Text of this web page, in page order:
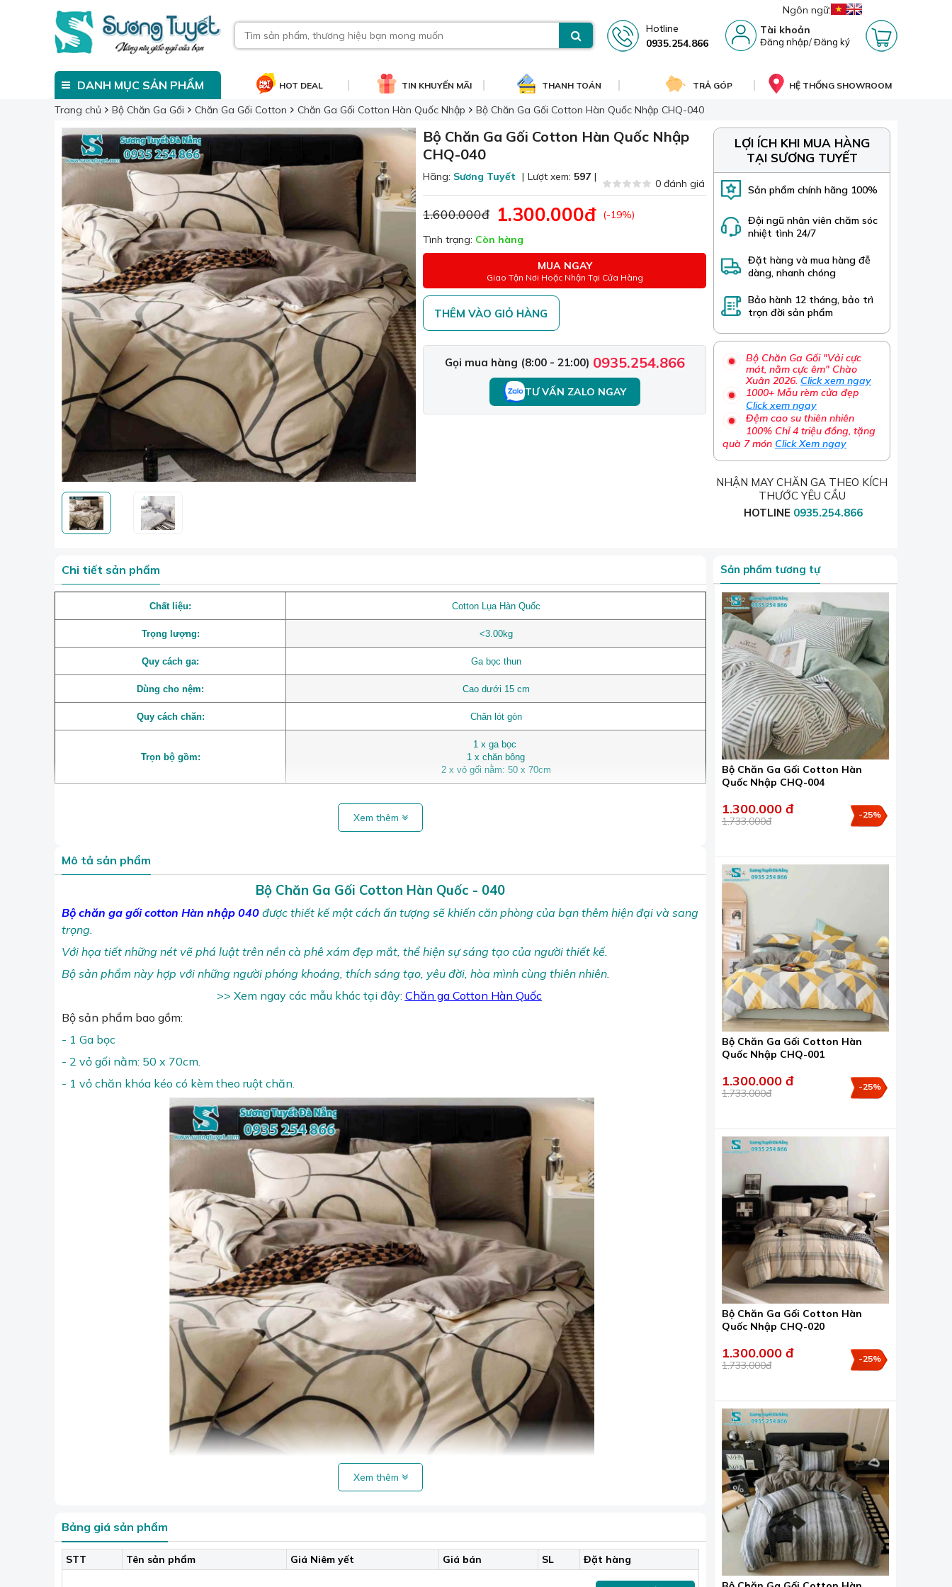
Ngôn ngữ:
Hotline
0935.254.866
Tài khoản
Đăng nhập/Đăng ký
DANH MỤC SẢN PHẨM HOT DEAL TIN KHUYẾN MÃI THANH TOÁN TRẢ GÓP HỆ THỐNG SHOWROOM
Trang chủ Bộ Chăn Ga Gối Chăn Ga Gối Cotton Chăn Ga Gối Cotton Hàn Quốc Nhập Bộ Chăn Ga Gối Cotton Hàn Quốc Nhập CHQ-040
Bộ Chăn Ga Gối Cotton Hàn Quốc Nhập
CHQ-040
Hãng: Sương Tuyết | Lượt xem: 597 |
0 đánh giá
1.600.000đ 1.300.000đ
(-19%)
Tình trạng: Còn hàng
MUA NGAY
Giao Tận Nơi Hoặc Nhận Tại Cửa Hàng
THÊM VÀO GIỎ HÀNG
Gọi mua hàng (8:00 - 21:00) 0935.254.866
TƯ VẤN ZALO NGAY
LỢI ÍCH KHI MUA HÀNG
TẠI SƯƠNG TUYẾT
Sản phẩm chính hãng 100%
Đội ngũ nhân viên chăm sóc
nhiệt tình 24/7
Đặt hàng và mua hàng đễ
dàng, nhanh chóng
Bảo hành 12 tháng, bảo trì
trọn đời sản phẩm
Bộ Chăn Ga Gối "Vải cực
mát, nằm cực êm" Chào
Xuân 2026. Click xem ngay
1000+ Mẫu rèm cửa đẹp
Click xem ngay
Đệm cao su thiên nhiên
100% Chỉ 4 triệu đồng, tặng
quà 7 món Click Xem ngay
NHẬN MAY CHĂN GA THEO KÍCH
THƯỚC YÊU CẦU
HOTLINE 0935.254.866
Chi tiết sản phẩm
Chất liệu: Cotton Lụa Hàn Quốc
Trọng lượng: <3.00kg
Quy cách ga: Ga bọc thun
Dùng cho nệm: Cao dưới 15 cm
Quy cách chăn: Chăn lót gòn
Trọn bộ gồm:
1 x ga bọc
1 x chăn bông
2 x vỏ gối nằm: 50 x 70cm
Xem thêm
Mô tả sản phẩm
Bộ Chăn Ga Gối Cotton Hàn Quốc - 040
Bộ chăn ga gối cotton Hàn nhập 040 được thiết kế một cách ấn tượng sẽ khiến căn phòng của bạn thêm hiện đại và sang
trọng.
Với họa tiết những nét vẽ phá luật trên nền cà phê xám đẹp mắt, thể hiện sự sáng tạo của người thiết kế.
Bộ sản phẩm này hợp với những người phóng khoáng, thích sáng tạo, yêu đời, hòa mình cùng thiên nhiên.
>> Xem ngay các mẫu khác tại đây: Chăn ga Cotton Hàn Quốc
Bộ sản phẩm bao gồm:
- 1 Ga bọc
- 2 vỏ gối nằm: 50 x 70cm.
- 1 vỏ chăn khóa kéo có kèm theo ruột chăn.
Mẫu chăn cotton luôn mang lại sự trẻ trung, sáng tạo.
Bộ drap được may từ cotton Hàn Quốc mềm mại, thoáng mát. Chất liệu vải nhẹ, dễ giặt, nhanh khô và không bị xù lông,
Xem thêm
Bảng giá sản phẩm
STT Tên sản phẩm Giá Niêm yết Giá bán SL Đặt hàng
Sản phẩm tương tự
Bộ Chăn Ga Gối Cotton Hàn
Quốc Nhập CHQ-004
1.300.000 đ
1.733.000đ
-25%
Bộ Chăn Ga Gối Cotton Hàn
Quốc Nhập CHQ-001
1.300.000 đ
1.733.000đ
-25%
Bộ Chăn Ga Gối Cotton Hàn
Quốc Nhập CHQ-020
1.300.000 đ
1.733.000đ
-25%